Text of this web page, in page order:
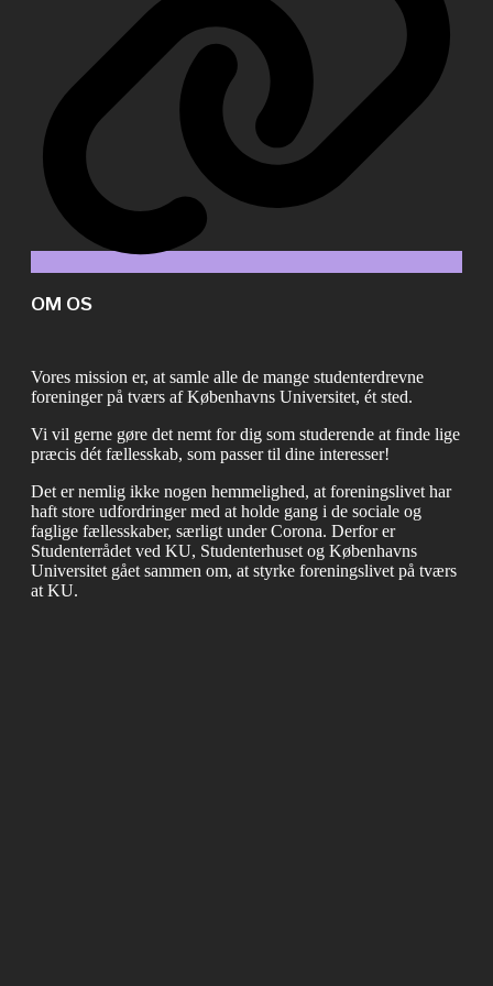
OM OS
Vores mission er, at samle alle de mange studenterdrevne
foreninger på tværs af Københavns Universitet, ét sted.
Vi vil gerne gøre det nemt for dig som studerende at finde lige
præcis dét fællesskab, som passer til dine interesser!
Det er nemlig ikke nogen hemmelighed, at foreningslivet har
haft store udfordringer med at holde gang i de sociale og
faglige fællesskaber, særligt under Corona. Derfor er
Studenterrådet ved KU, Studenterhuset og Københavns
Universitet gået sammen om, at styrke foreningslivet på tværs
at KU.